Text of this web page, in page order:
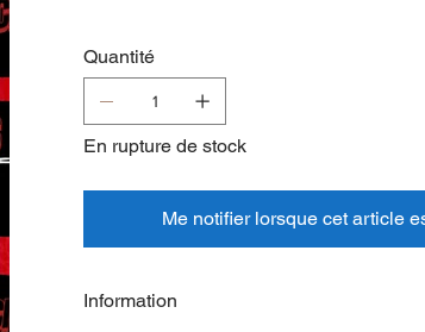
Quantité
En rupture de stock
Me notifier lorsque cet article
Information